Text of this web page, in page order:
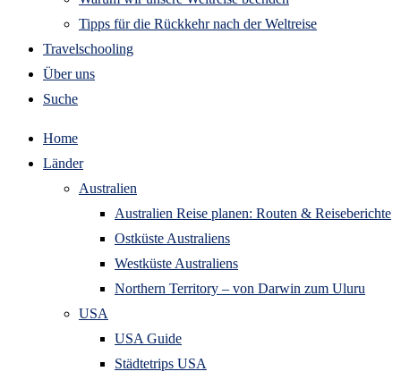
Tipps für die Rückkehr nach der Weltreise
Travelschooling
Über uns
Suche
Home
Länder
Australien
Australien Reise planen: Routen & Reiseberichte
Ostküste Australiens
Westküste Australiens
Northern Territory – von Darwin zum Uluru
USA
USA Guide
Städtetrips USA